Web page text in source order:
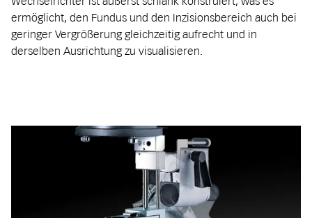
ermöglicht, den Fundus und den Inzisionsbereich auch bei
geringer Vergrößerung gleichzeitig aufrecht und in
derselben Ausrichtung zu visualisieren.